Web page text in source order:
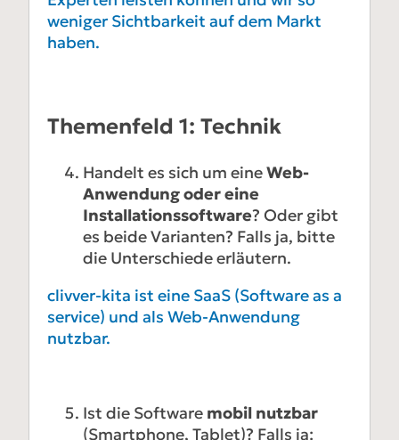
weniger Sichtbarkeit auf dem Markt
haben.
Themenfeld 1: Technik
Handelt es sich um eineWeb-
Anwendung oder eine
Installationssoftware? Oder gibt
es beide Varianten? Falls ja, bitte
die Unterschiede erläutern.
clivver-kita ist eine SaaS (Software as a
service) und als Web-Anwendung
nutzbar.
Ist die Software mobil nutzbar
(Smartphone, Tablet)? Falls ja: